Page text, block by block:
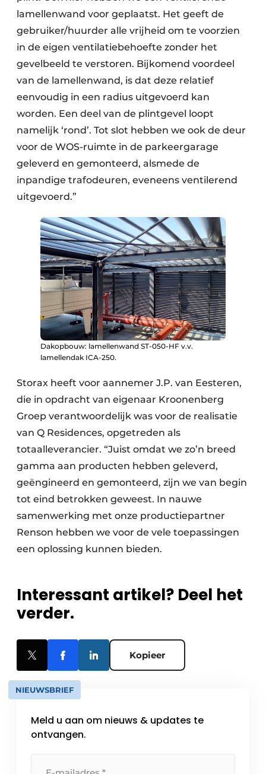
lamellenwand voor geplaatst. Het geeft de
gebruiker/huurder alle vrijheid om te voorzien
in de eigen ventilatiebehoefte zonder het
gevelbeeld te verstoren. Bijkomend voordeel
van de lamellenwand, is dat deze relatief
eenvoudig in een radius uitgevoerd kan
worden. Een deel van de plintgevel loopt
namelijk ‘rond’. Tot slot hebben we ook de deur
voor de WOS-ruimte in de parkeergarage
geleverd en gemonteerd, alsmede de
inpandige trafodeuren, eveneens ventilerend
uitgevoerd.”
Dakopbouw: lamellenwand ST-050-HF v.v.
lamellendak ICA-250.
Storax heeft voor aannemer J.P. van Eesteren,
die in opdracht van eigenaar Kroonenberg
Groep verantwoordelijk was voor de realisatie
van Q Residences, opgetreden als
totaalleverancier. “Juist omdat we zo’n breed
gamma aan producten hebben geleverd,
geëngineerd en gemonteerd, zijn we van begin
tot eind betrokken geweest. In nauwe
samenwerking met onze productiepartner
Renson hebben we voor de vele toepassingen
een oplossing kunnen bieden.
Interessant artikel? Deel het
verder.
Kopieer
NIEUWSBRIEF
Meld u aan om nieuws & updates te
ontvangen.